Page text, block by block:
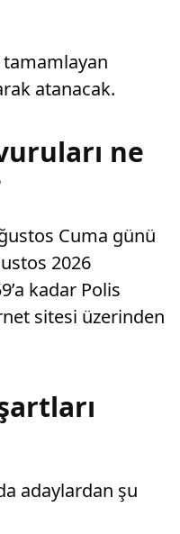
tamamlayan
atanacak.
ne
Cuma günü
2026
kadar Polis
sitesi üzerinden
adaylardan şu